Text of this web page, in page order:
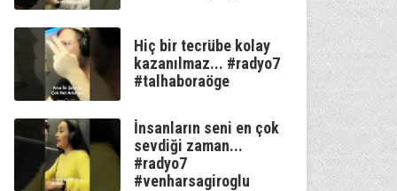
Hiç bir tecrübe kolay
kazanılmaz... #radyo7
#talhaboraöge
İnsanların seni en çok
sevdiği zaman...
#radyo7
#venharsagiroglu